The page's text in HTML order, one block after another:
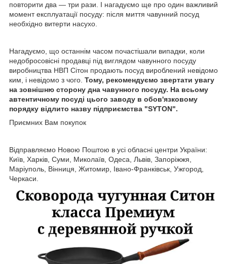
повторити два ― три рази. І нагадуємо ще про один важливий
момент експлуатації посуду: після миття чавунний посуд
необхідно витерти насухо.
Нагадуємо, що останнім часом почастішали випадки, коли
недобросовісні продавці під виглядом чавунного посуду
виробництва НВП Сітон продають посуд вироблений невідомо
ким, і невідомо з чого. Тому, рекомендуємо звертати увагу
на зовнішню сторону дна чавунного посуду. На всьому
автентичному посуді цього заводу в обов'язковому
порядку відлито назву підприємства "SYTON".
Приємних Вам покупок
Відправляємо Новою Поштою в усі обласні центри України:
Київ, Харків, Суми, Миколаїв, Одеса, Львів, Запоріжжя,
Маріуполь, Вінниця, Житомир, Івано-Франківськ, Ужгород,
Черкаси.